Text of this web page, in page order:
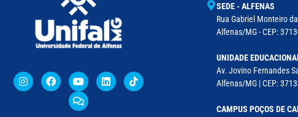
SEDE - ALFENAS
Rua Gabriel Monteiro
Alfenas/MG - CEP:
UNIDADE
Av. Jovino Fernandes
Alfenas/MG | CEP:
CAMPUS POÇOS DE